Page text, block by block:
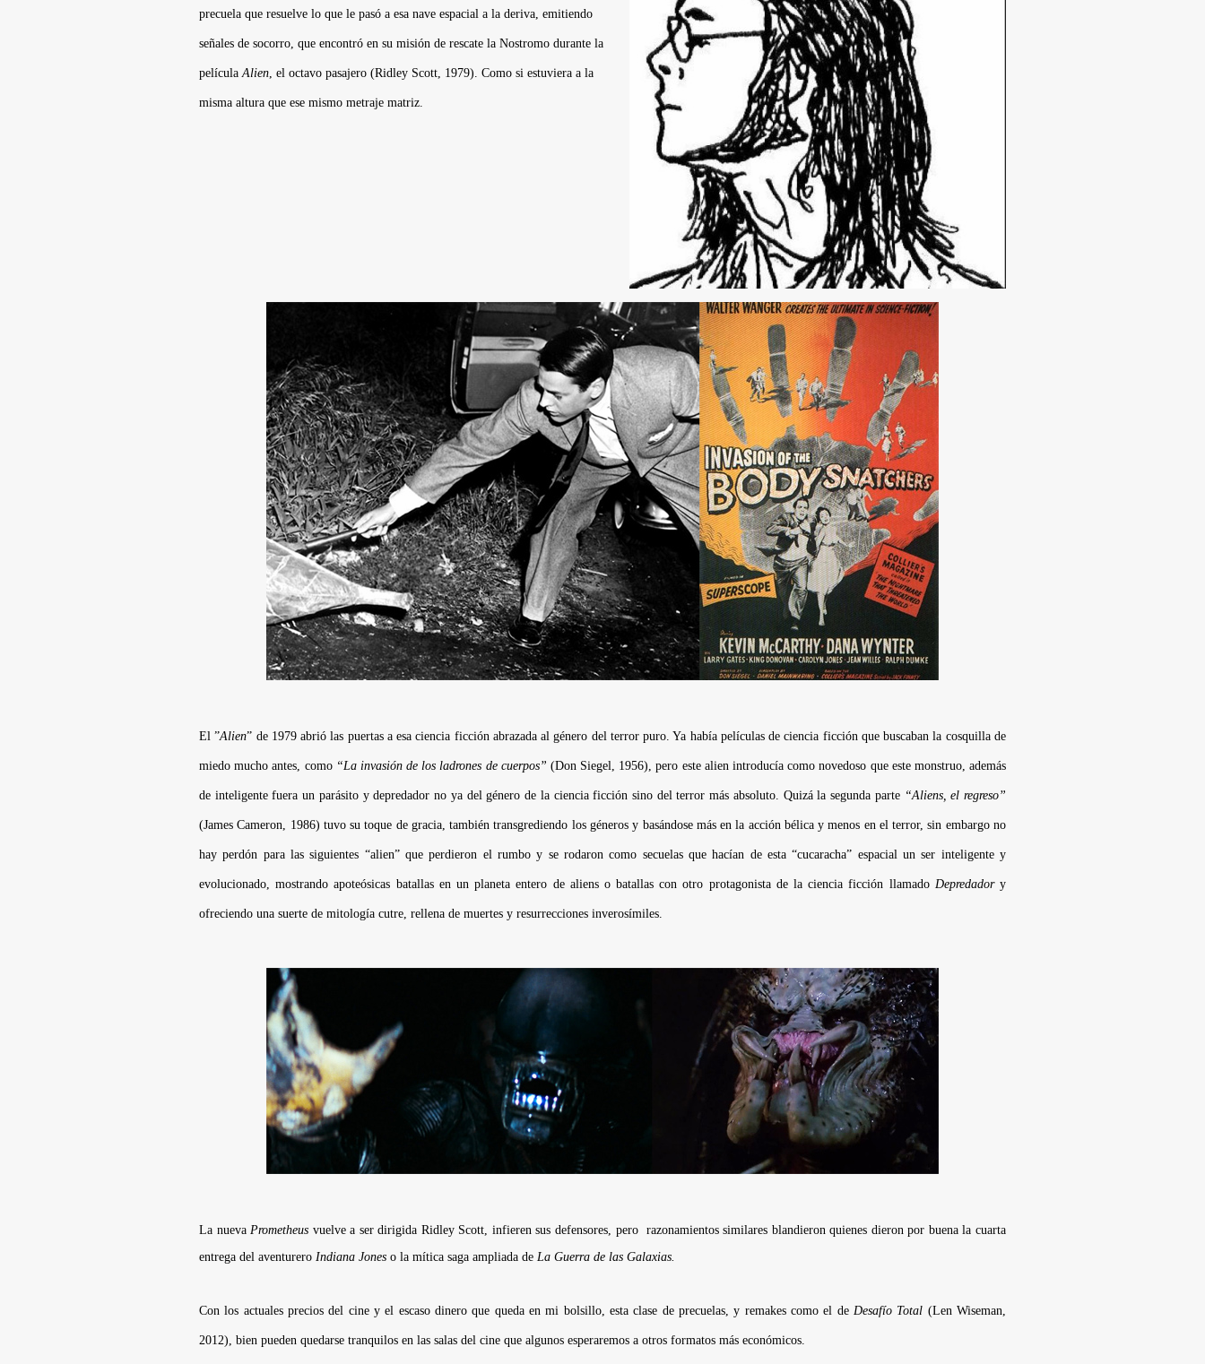
precuela que resuelve lo que le pasó a esa nave espacial a la deriva, emitiendo
señales de socorro, que encontró en su misión de rescate la Nostromo durante la
película Alien , el octavo pasajero (Ridley Scott, 1979). Como si estuviera a la
misma altura que ese mismo metraje matriz.
El ”Alien” de 1979 abrió las puertas a esa ciencia ficción abrazada al género del terror puro. Ya había películas de ciencia ficción que buscaban la cosquilla de
miedo mucho antes, como “La invasión de los ladrones de cuerpos” (Don Siegel , 1956), pero este alien introducía como novedoso que este monstruo, además
de inteligente fuera un parásito y depredador no ya del género de la ciencia ficción sino del terror más absoluto. Quizá la segunda parte “Aliens, el regreso”
(James Cameron , 1986) tuvo su toque de gracia, también transgrediendo los géneros y basándose más en la acción bélica y menos en el terror, sin embargo no
hay perdón para las siguientes “alien” que perdieron el rumbo y se rodaron como secuelas que hacían de esta “cucaracha” espacial un ser inteligente y
evolucionado, mostrando apoteósicas batallas en un planeta entero de aliens o batallas con otro protagonista de la ciencia ficción llamado Depredadory
ofreciendo una suerte de mitología cutre, rellena de muertes y resurrecciones inverosímiles.
La nueva Prometheus vuelve a ser dirigida Ridley Scott , infieren sus defensores, pero razonamientos similares blandieron quienes dieron por buena la cuarta
entrega del aventurero Indiana Jones o la mítica saga ampliada de La Guerra de las Galaxias.
Con los actuales precios del cine y el escaso dinero que queda en mi bolsillo, esta clase de precuelas, y remakes como el de Desafío Total (Len Wiseman
2012), bien pueden quedarse tranquilos en las salas del cine que algunos esperaremos a otros formatos más económicos.